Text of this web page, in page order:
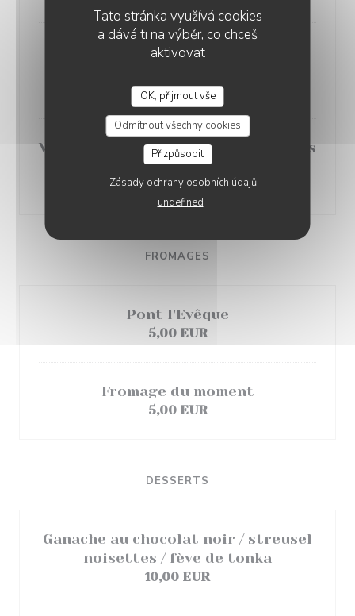
Tato stránka využívá cookies
a dává ti na výběr, co chceš
aktivovat
OK, přijmout vše
Odmítnout všechny cookies
Přizpůsobit
Zásady ochrany osobních údajů
undefined
Aubergines / quinoa / sauce vierge
20,00 EUR
Volaille / purée de pommes de terres
/ crème estragon et cochon fumé
23,00 EUR
FROMAGES
Pont l'Evêque
5,00 EUR
Fromage du moment
5,00 EUR
DESSERTS
Ganache au chocolat noir / streusel
noisettes / fève de tonka
10,00 EUR
HUÎTRE BRÛLÉE